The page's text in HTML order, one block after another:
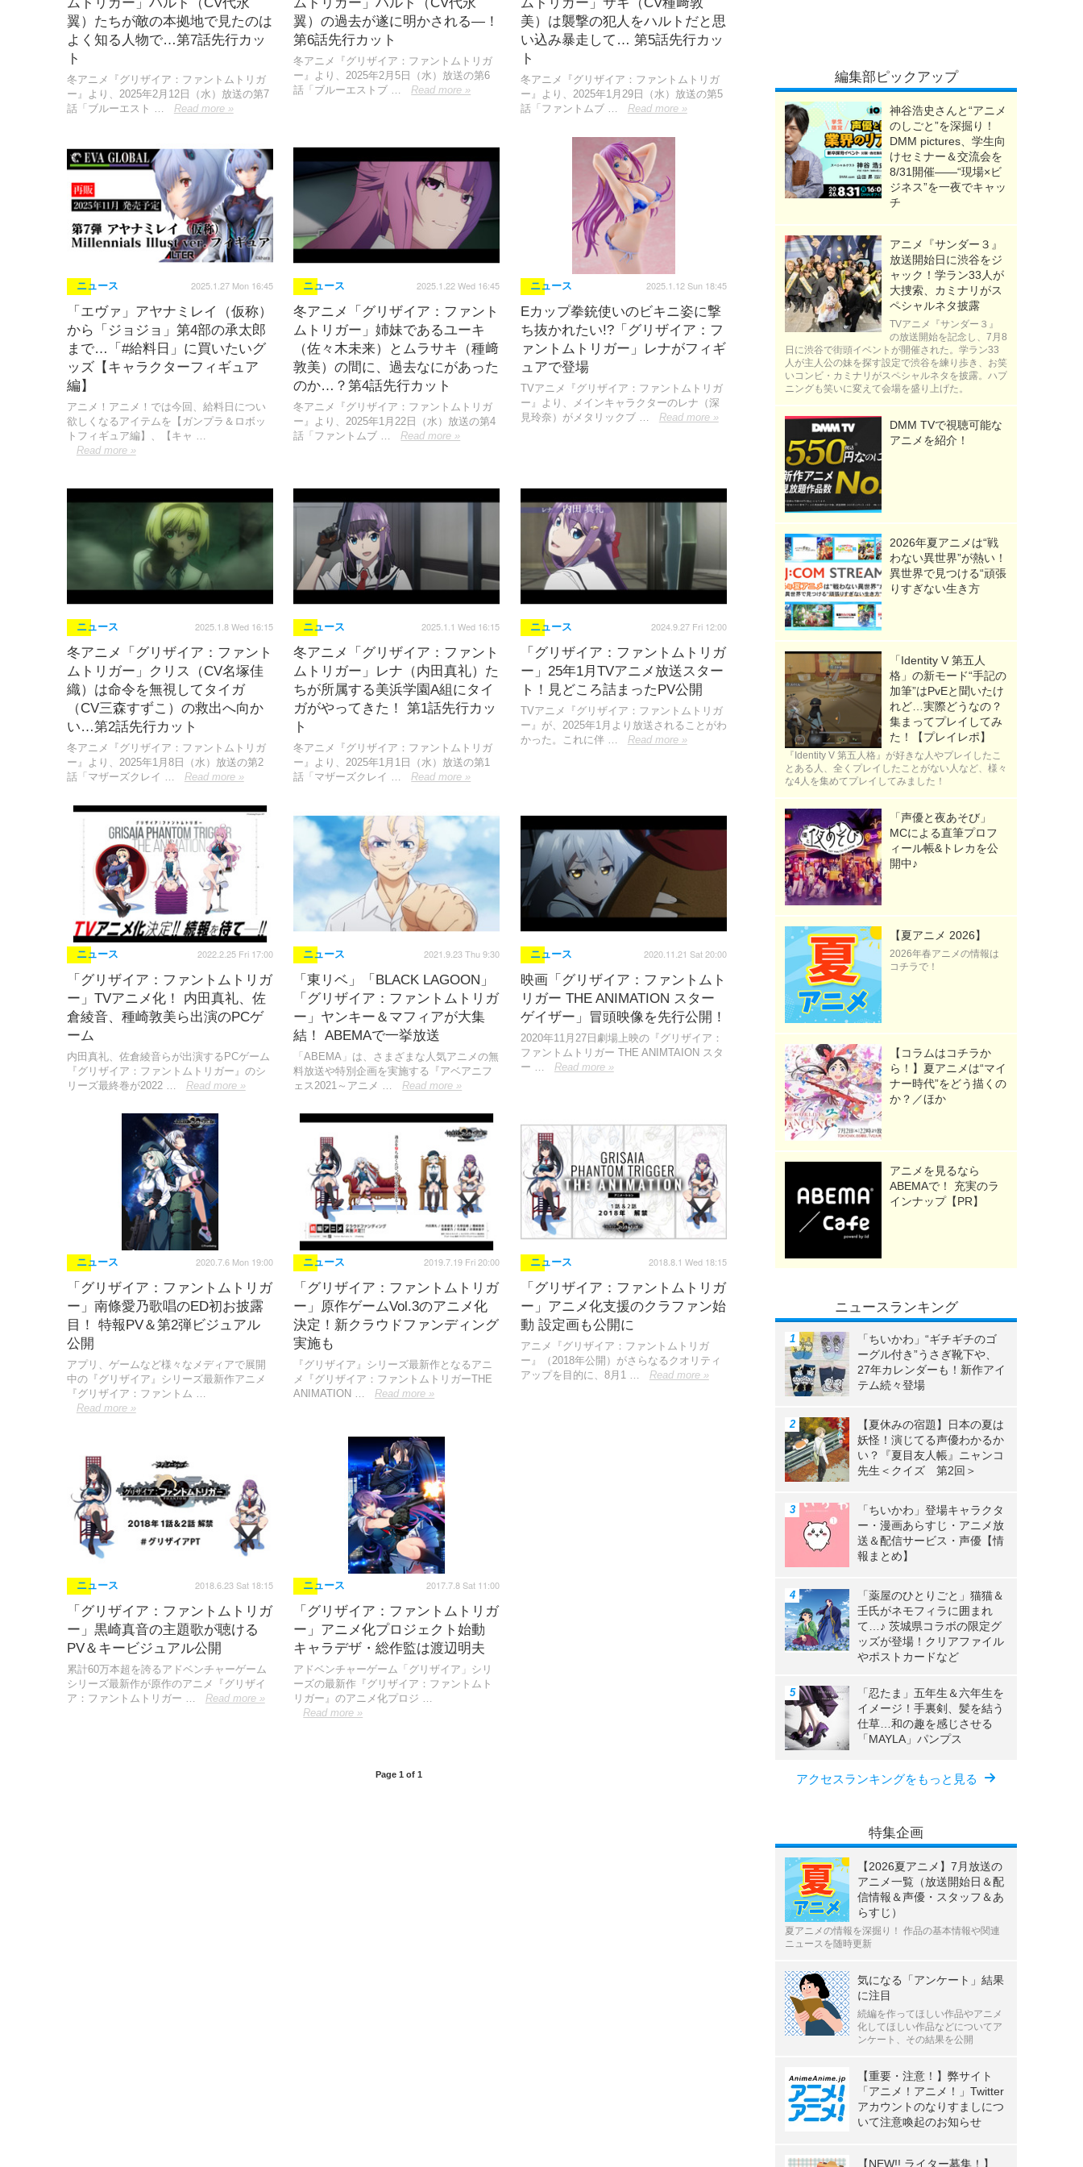
ムトリガー」ハルト（CV代永
翼）たちが敵の本拠地で見たのは
よく知る人物で…第7話先行カッ
ト
冬アニメ『グリザイア：ファントムトリガ
ー』より、2025年2月12日（水）放送の第7
話「ブルーエスト …
Read more »
ムトリガー」ハルト（CV代永
翼）の過去が遂に明かされる―！
第6話先行カット
冬アニメ『グリザイア：ファントムトリガ
ー』より、2025年2月5日（水）放送の第6
話「ブルーエストブ …
Read more »
ムトリガー」サキ（CV種﨑敦
美）は襲撃の犯人をハルトだと思
い込み暴走して… 第5話先行カッ
ト
冬アニメ『グリザイア：ファントムトリガ
ー』より、2025年1月29日（水）放送の第5
話「ファントムブ …
Read more »
ニュース 2025.1.27 Mon 16:45
「エヴァ」アヤナミレイ（仮称）
から「ジョジョ」第4部の承太郎
まで…「#給料日」に買いたいグ
ッズ【キャラクターフィギュア
編】
アニメ！アニメ！では今回、給料日につい
欲しくなるアイテムを【ガンプラ＆ロボッ
トフィギュア編】、【キャ …
Read more »
ニュース 2025.1.22 Wed 16:45
冬アニメ「グリザイア：ファント
ムトリガー」姉妹であるユーキ
（佐々木未来）とムラサキ（種﨑
敦美）の間に、過去なにがあった
のか…？第4話先行カット
冬アニメ『グリザイア：ファントムトリガ
ー』より、2025年1月22日（水）放送の第4
話「ファントムブ …
Read more »
ニュース 2025.1.12 Sun 18:45
Eカップ拳銃使いのビキニ姿に撃
ち抜かれたい!?「グリザイア：フ
ァントムトリガー」レナがフィギ
ュアで登場
TVアニメ『グリザイア：ファントムトリガ
ー』より、メインキャラクターのレナ（深
見玲奈）がメタリックブ …
Read more »
ニュース 2025.1.8 Wed 16:15
冬アニメ「グリザイア：ファント
ムトリガー」クリス（CV名塚佳
織）は命令を無視してタイガ
（CV三森すずこ）の救出へ向か
い…第2話先行カット
冬アニメ『グリザイア：ファントムトリガ
ー』より、2025年1月8日（水）放送の第2
話「マザーズクレイ …
Read more »
ニュース 2025.1.1 Wed 16:15
冬アニメ「グリザイア：ファント
ムトリガー」レナ（内田真礼）た
ちが所属する美浜学園A組にタイ
ガがやってきた！ 第1話先行カッ
ト
冬アニメ『グリザイア：ファントムトリガ
ー』より、2025年1月1日（水）放送の第1
話「マザーズクレイ …
Read more »
ニュース 2024.9.27 Fri 12:00
「グリザイア：ファントムトリガ
ー」25年1月TVアニメ放送スター
ト！見どころ詰まったPV公開
TVアニメ『グリザイア：ファントムトリガ
ー』が、2025年1月より放送されることがわ
かった。これに伴 …
Read more »
ニュース 2022.2.25 Fri 17:00
「グリザイア：ファントムトリガ
ー」TVアニメ化！ 内田真礼、佐
倉綾音、種崎敦美ら出演のPCゲ
ーム
内田真礼、佐倉綾音らが出演するPCゲーム
『グリザイア：ファントムトリガー』のシ
リーズ最終巻が2022 …
Read more »
ニュース 2021.9.23 Thu 9:30
「東リベ」「BLACK LAGOON」
「グリザイア：ファントムトリガ
ー」ヤンキー＆マフィアが大集
結！ ABEMAで一挙放送
「ABEMA」は、さまざまな人気アニメの無
料放送や特別企画を実施する『アベアニフ
ェス2021～アニメ …
Read more »
ニュース 2020.11.21 Sat 20:00
映画「グリザイア：ファントムト
リガー THE ANIMATION スター
ゲイザー」冒頭映像を先行公開！
2020年11月27日劇場上映の『グリザイア：
ファントムトリガー THE ANIMTAION スタ
ー …
Read more »
ニュース 2020.7.6 Mon 19:00
「グリザイア：ファントムトリガ
ー」南條愛乃歌唱のED初お披露
目！ 特報PV＆第2弾ビジュアル
公開
アプリ、ゲームなど様々なメディアで展開
中の『グリザイア』シリーズ最新作アニメ
『グリザイア：ファントム …
Read more »
ニュース 2019.7.19 Fri 20:00
「グリザイア：ファントムトリガ
ー」原作ゲームVol.3のアニメ化
決定！新クラウドファンディング
実施も
『グリザイア』シリーズ最新作となるアニ
メ『グリザイア：ファントムトリガーTHE
ANIMATION …
Read more »
ニュース 2018.8.1 Wed 18:15
「グリザイア：ファントムトリガ
ー」アニメ化支援のクラファン始
動 設定画も公開に
アニメ『グリザイア：ファントムトリガ
ー』（2018年公開）がさらなるクオリティ
アップを目的に、8月1 …
Read more »
ニュース 2018.6.23 Sat 18:15
「グリザイア：ファントムトリガ
ー」黒崎真音の主題歌が聴ける
PV＆キービジュアル公開
累計60万本超を誇るアドベンチャーゲーム
シリーズ最新作が原作のアニメ『グリザイ
ア：ファントムトリガー …
Read more »
ニュース 2017.7.8 Sat 11:00
「グリザイア：ファントムトリガ
ー」アニメ化プロジェクト始動
キャラデザ・総作監は渡辺明夫
アドベンチャーゲーム「グリザイア」シリ
ーズの最新作『グリザイア：ファントムト
リガー』のアニメ化プロジ …
Read more »
Page 1 of 1
編集部ピックアップ
神谷浩史さんと“アニメ
のしごと”を深掘り！
DMM pictures、学生向
けセミナー＆交流会を
8/31開催――“現場×ビ
ジネス”を一夜でキャッ
チ
アニメ『サンダー３』
放送開始日に渋谷をジ
ャック！学ラン33人が
大捜索、カミナリがス
ペシャルネタ披露
TVアニメ『サンダー３』
の放送開始を記念し、7月8
日に渋谷で街頭イベントが開催された。学ラン33
人が主人公の妹を探す設定で渋谷を練り歩き、お笑
いコンビ・カミナリがスペシャルネタを披露。ハプ
ニングも笑いに変えて会場を盛り上げた。
DMM TVで視聴可能な
アニメを紹介！
2026年夏アニメは“戦
わない異世界”が熱い！
異世界で見つける“頑張
りすぎない生き方
「Identity V 第五人
格」の新モード“手記の
加筆”はPvEと聞いたけ
れど…実際どうなの？
集まってプレイしてみ
た！【プレイレポ】
『Identity V 第五人格』が好きな人やプレイしたこ
とある人、全くプレイしたことがない人など、様々
な4人を集めてプレイしてみました！
「声優と夜あそび」
MCによる直筆プロフ
ィール帳&トレカを公
開中♪
【夏アニメ 2026】
2026年春アニメの情報は
コチラで！
【コラムはコチラか
ら！】夏アニメは“マイ
ナー時代”をどう描くの
か？／ほか
アニメを見るなら
ABEMAで！ 充実のラ
インナップ【PR】
ニュースランキング
「ちいかわ」“ギチギチのゴ
ーグル付き”うさぎ靴下や、
27年カレンダーも！新作アイ
テム続々登場
【夏休みの宿題】日本の夏は
妖怪！演じてる声優わかるか
い？『夏目友人帳』ニャンコ
先生＜クイズ 第2回＞
「ちいかわ」登場キャラクタ
ー・漫画あらすじ・アニメ放
送＆配信サービス・声優【情
報まとめ】
「薬屋のひとりごと」猫猫＆
壬氏がネモフィラに囲まれ
て…♪ 茨城県コラボの限定グ
ッズが登場！クリアファイル
やポストカードなど
「忍たま」五年生＆六年生を
イメージ！手裏剣、髪を結う
仕草…和の趣を感じさせる
「MAYLA」パンプス
アクセスランキングをもっと見る
特集企画
【2026夏アニメ】7月放送の
アニメ一覧（放送開始日＆配
信情報＆声優・スタッフ＆あ
らすじ）
夏アニメの情報を深掘り！ 作品の基本情報や関連
ニュースを随時更新
気になる「アンケート」結果
に注目
続編を作ってほしい作品やアニメ
化してほしい作品などについてア
ンケート、その結果を公開
【重要・注意！】弊サイト
「アニメ！アニメ！」Twitter
アカウントのなりすましにつ
いて注意喚起のお知らせ
【NEW!! ライター募集！】